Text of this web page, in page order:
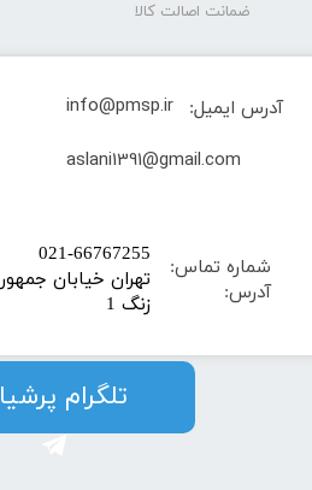
ضمانت اصالت کالا
شماره تماس:
آدرس:
​021-66767255
زنگ 1
آدرس ایمیل:
info@pmsp.ir
​aslani1391@gmail.com
​​​​تلگرام پرشیا